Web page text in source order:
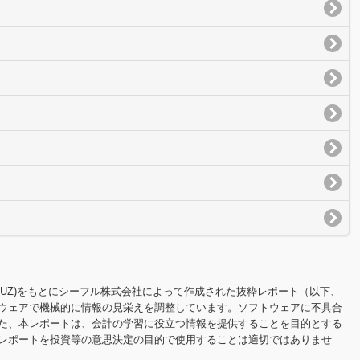
をもとにシーフル株式会社によって作成された抜粋レポート（以下、
アで機械的に情報の見栄えを調整しています。ソフトウェアに不具合
本レポートは、会計の学習に役立つ情報を提供することを目的とする
ートを投資等の意思決定の目的で使用することは適切ではありませ